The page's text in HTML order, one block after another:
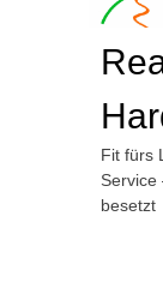
Fit fürs
Service
besetzt